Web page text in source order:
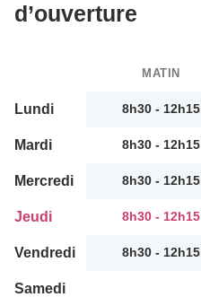
d’ouverture
MATIN
Lundi 8h30 - 12h15
Mardi 8h30 - 12h15
Mercredi 8h30 - 12h15
Jeudi 8h30 - 12h15
Vendredi 8h30 - 12h15
Samedi